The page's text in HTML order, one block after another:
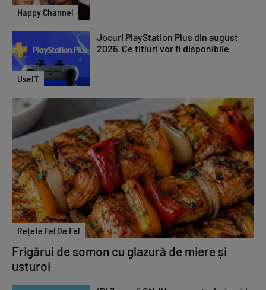
Happy Channel
UseIT
Jocuri PlayStation Plus din august
2026. Ce titluri vor fi disponibile
Rețete Fel De Fel
Frigărui de somon cu glazură de miere și
usturoi